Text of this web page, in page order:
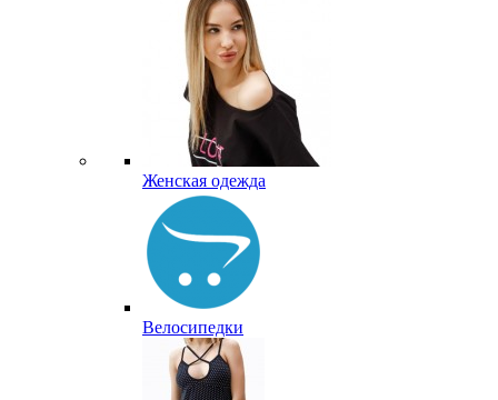
Женская одежда
Велосипедки